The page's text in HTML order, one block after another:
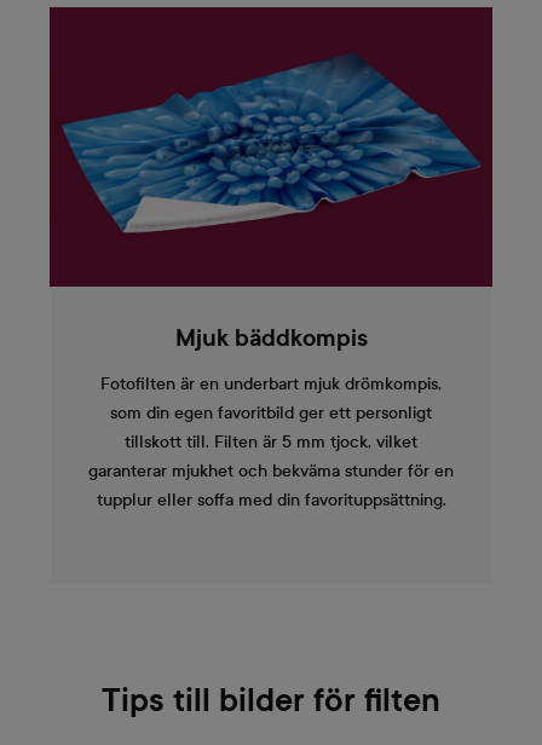
Mjuk bäddkompis
Fotofilten är en underbart mjuk drömkompis,
som din egen favoritbild ger ett personligt
tillskott till. Filten är 5 mm tjock, vilket
garanterar mjukhet och bekväma stunder för en
tupplur eller soffa med din favorituppsättning.
Tips till bilder för filten